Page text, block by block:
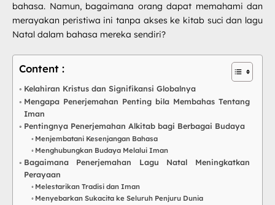
bahasa. Namun, bagaimana orang dapat memahami dan
merayakan peristiwa ini tanpa akses ke kitab suci dan lagu
Natal dalam bahasa mereka sendiri?
Content :
Kelahiran Kristus dan Signifikansi Globalnya
Mengapa Penerjemahan Penting bila Membahas Tentang
Iman
Pentingnya Penerjemahan Alkitab bagi Berbagai Budaya
Menjembatani Kesenjangan Bahasa
Menghubungkan Budaya Melalui Iman
Bagaimana Penerjemahan Lagu Natal Meningkatkan
Perayaan
Melestarikan Tradisi dan Iman
Menyebarkan Sukacita ke Seluruh Penjuru Dunia